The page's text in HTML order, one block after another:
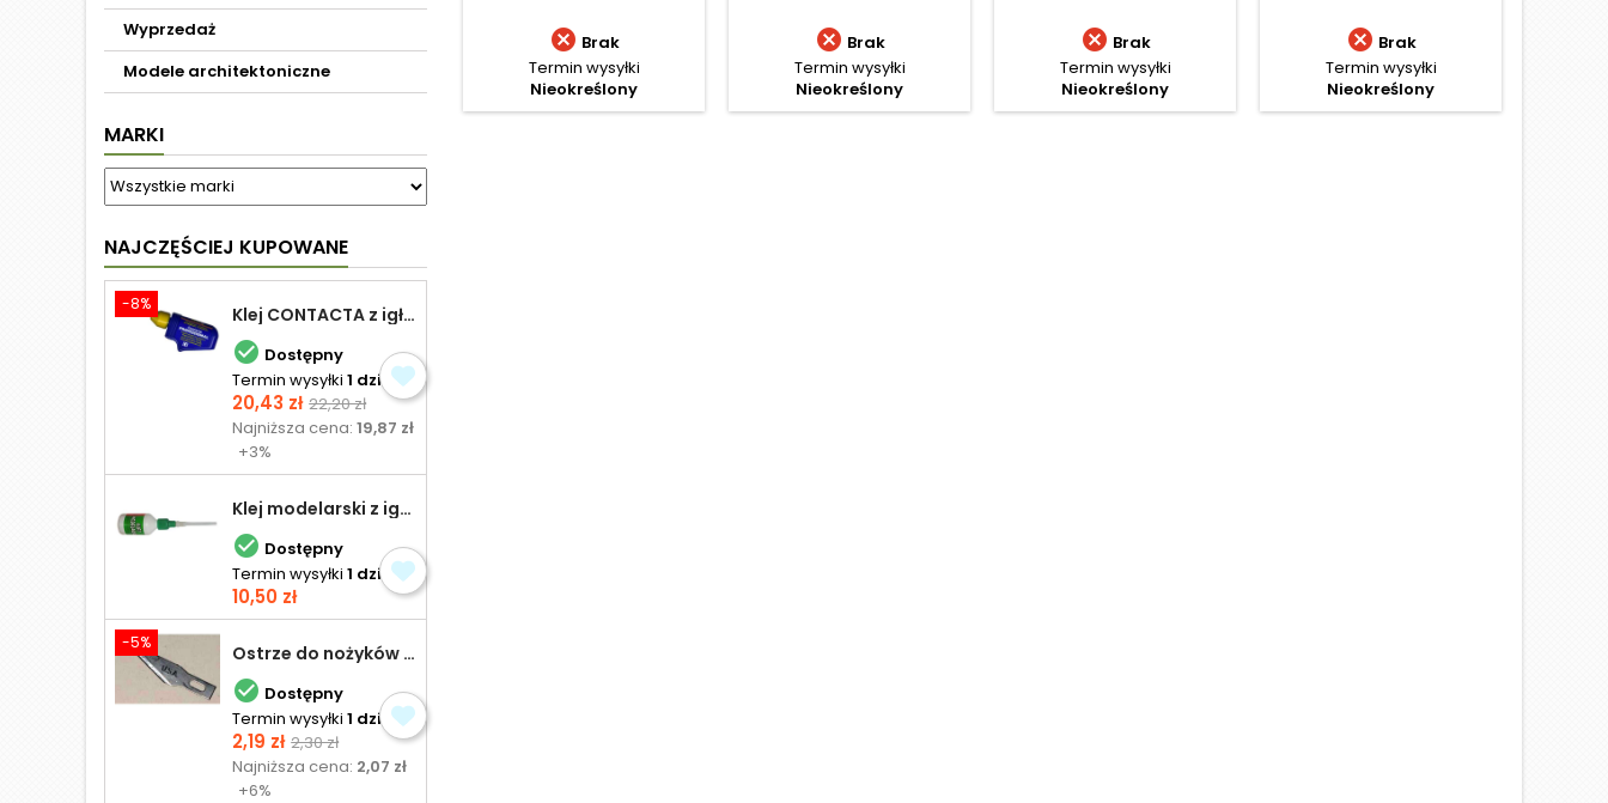
Wyprzedaż
Modele architektoniczne
MARKI
NAJCZĘŚCIEJ KUPOWANE
-8% Klej CONTACTA z igłą do plastiku 25,0 g
 Dostępny
Termin wysyłki 1 dzień
Cena
20,43 zł Cena
podstawowa
22,20 zł
Najniższa cena:19,87 zł
+3%
Klej modelarski z igłą 30 ml
 Dostępny
Termin wysyłki 1 dzień
Cena
10,50 zł
-5% Ostrze do nożyków Excel
 Dostępny
Termin wysyłki 1 dzień
Cena
2,19 zł Cena
podstawowa
2,30 zł
Najniższa cena: 2,07 zł
+6%
 Brak
Termin wysyłki
Nieokreślony
 Brak
Termin wysyłki
Nieokreślony
 Brak
Termin wysyłki
Nieokreślony
 Brak
Termin wysyłki
Nieokreślony